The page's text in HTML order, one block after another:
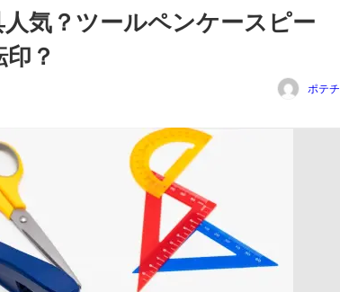
気？ツールペンケースピー
？
ポテチ